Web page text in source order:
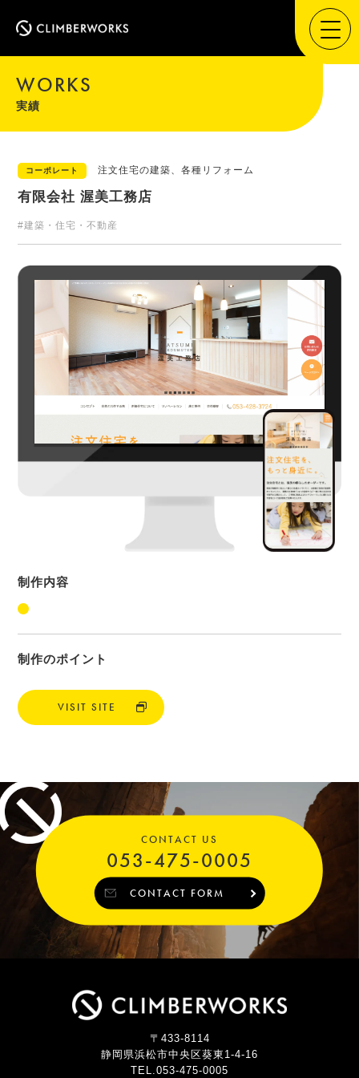
WORKS
実績
コーポレート 注文住宅の建築、各種リフォーム
有限会社 渥美工務店
#建築・住宅・不動産
制作内容
制作のポイント
VISIT SITE
CONTACT US
053-475-0005
CONTACT FORM
〒433-8114
静岡県浜松市中央区葵東1-4-16
TEL.053-475-0005